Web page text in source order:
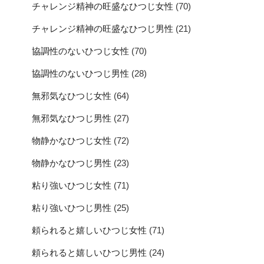
チャレンジ精神の旺盛なひつじ女性 (70)
チャレンジ精神の旺盛なひつじ男性 (21)
協調性のないひつじ女性 (70)
協調性のないひつじ男性 (28)
無邪気なひつじ女性 (64)
無邪気なひつじ男性 (27)
物静かなひつじ女性 (72)
物静かなひつじ男性 (23)
粘り強いひつじ女性 (71)
粘り強いひつじ男性 (25)
頼られると嬉しいひつじ女性 (71)
頼られると嬉しいひつじ男性 (24)